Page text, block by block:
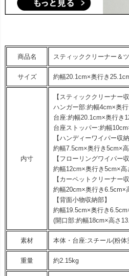
商品名 スティッククリーナー＆
サイズ 約幅20.1cm×奥行き
内寸
【スティッククリーナー収
ハンガー部:約幅4cm×奥
台座:約幅20.1cm×奥行き
台座ストッパー:約幅
【ハンディーワイパー収納
約幅7.5cm×奥行き5cm×
【フローリングワイパー収
約幅12cm×奥行き5cm×高
【カーペットクリーナー収
約幅20cm×奥行き6.5cm×
【背面小物収納部】
約幅19.5cm×奥行き
(開口部:約幅18cm×高さ
素材 本体・台座:スチール(粉体
重量 約2.15kg